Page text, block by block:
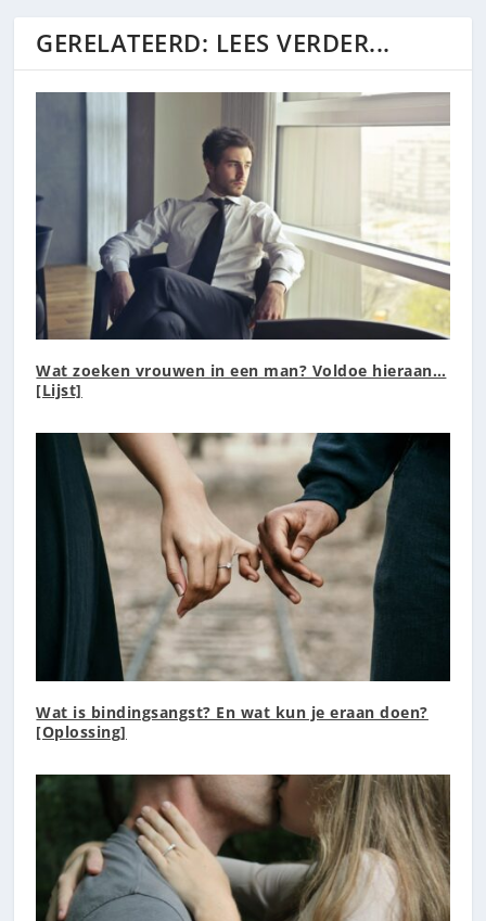
GERELATEERD: LEES VERDER...
Wat zoeken vrouwen in een man? Voldoe hieraan…
[Lijst]
Wat is bindingsangst? En wat kun je eraan doen?
[Oplossing]